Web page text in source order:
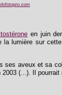
en juin
lumière sur
ses aveux et sa
(...). Il